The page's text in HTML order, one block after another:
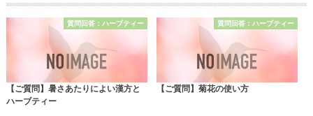
質問回答：ハーブティー
【ご質問】暑さあたりによい漢方と
ハーブティー
質問回答：ハーブティー
【ご質問】菊花の使い方